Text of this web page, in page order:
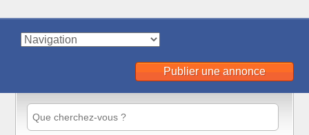
Publier une annonce